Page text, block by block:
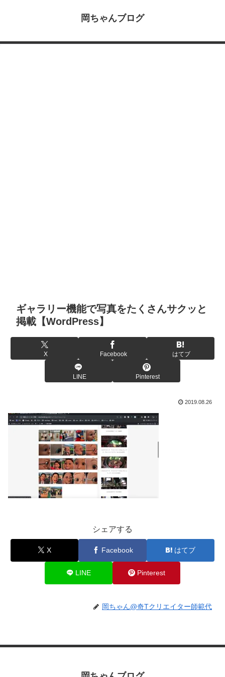
岡ちゃんブログ
ギャラリー機能で写真をたくさんサクッと
掲載【WordPress】
X Facebook はてブ
LINE Pinterest
2019.08.26
シェアする
X Facebook はてブ
LINE Pinterest
岡ちゃん@奇Tクリエイター師範代